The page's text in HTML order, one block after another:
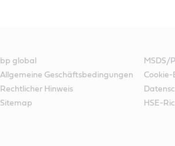
bp global
MSDS/
Allgemeine Geschäftsbedingungen
Cookie-
Rechtlicher Hinweis
Sitemap
HSE-